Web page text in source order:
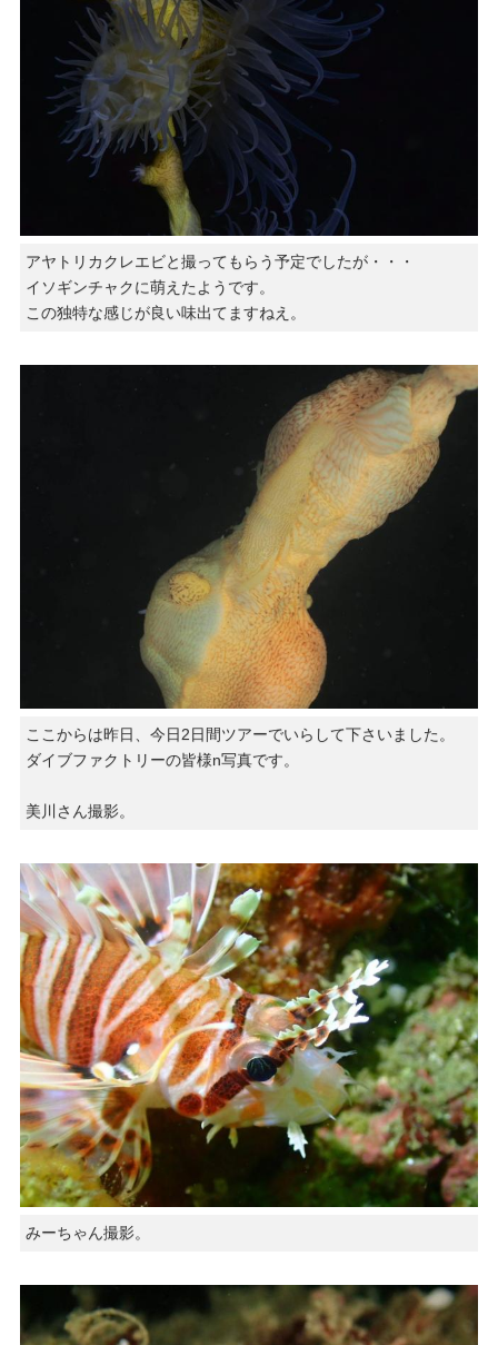
アヤトリカクレエビと撮ってもらう予定でしたが・・・
イソギンチャクに萌えたようです。
この独特な感じが良い味出てますねえ。
ここからは昨日、今日2日間ツアーでいらして下さいました。
ダイブファクトリーの皆様n写真です。
美川さん撮影。
みーちゃん撮影。